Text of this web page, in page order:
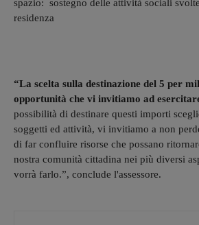
spazio: sostegno delle attività sociali
residenza
“La scelta sulla destinazione del 5 per
opportunità che vi invitiamo ad
possibilità di destinare questi importi
soggetti ed attività, vi invitiamo a non
di far confluire risorse che possano
nostra comunità cittadina nei più diversi
vorrà farlo.”, conclude l'assessore.